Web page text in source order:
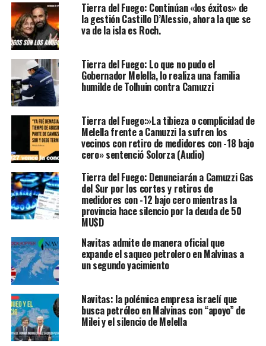
Tierra del Fuego: Continúan «los éxitos» de
la gestión Castillo D’Alessio, ahora la que se
va de la isla es Roch.
Tierra del Fuego: Lo que no pudo el
Gobernador Melella, lo realiza una familia
humilde de Tolhuin contra Camuzzi
Tierra del Fuego:»La tibieza o complicidad de
Melella frente a Camuzzi la sufren los
vecinos con retiro de medidores con -18 bajo
cero» sentenció Solorza (Audio)
Tierra del Fuego: Denunciarán a Camuzzi Gas
del Sur por los cortes y retiros de
medidores con -12 bajo cero mientras la
provincia hace silencio por la deuda de 50
MU$D
Navitas admite de manera oficial que
expande el saqueo petrolero en Malvinas a
un segundo yacimiento
Navitas: la polémica empresa israelí que
busca petróleo en Malvinas con “apoyo” de
Milei y el silencio de Melella